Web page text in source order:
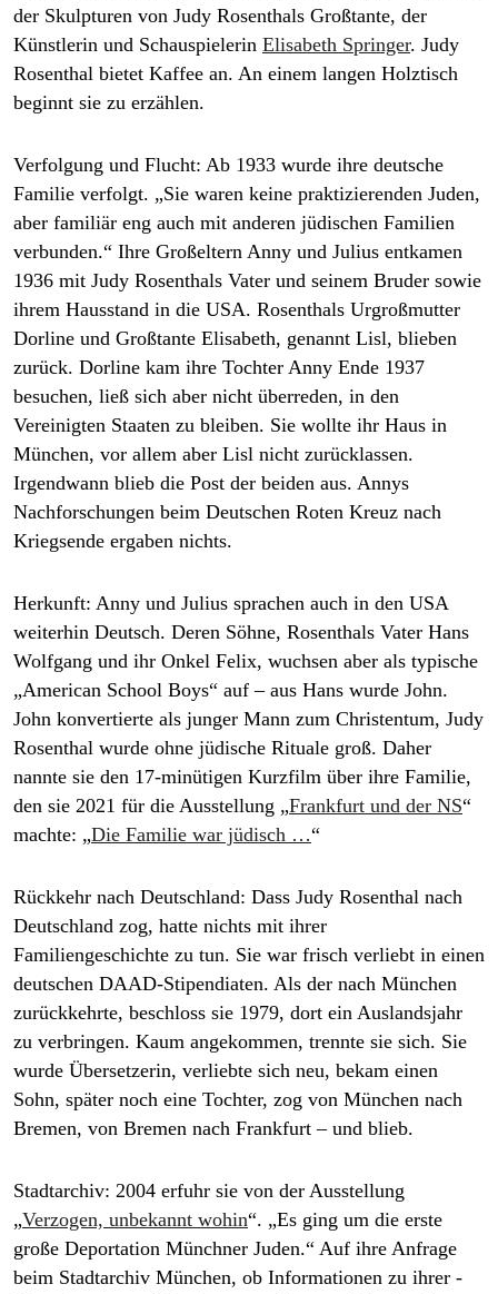
der Skulpturen von Judy Rosenthals Großtante, der
Künstlerin und Schauspielerin Elisabeth ­Springer. Judy
Rosenthal bietet Kaffee an. An einem langen Holztisch
beginnt sie zu erzählen.
Verfolgung und Flucht: Ab 1933 wurde ihre deutsche
Familie verfolgt. „Sie waren keine praktizierenden Juden,
aber familiär eng auch mit anderen jüdischen Familien
verbunden.“ Ihre Großeltern Anny und Julius entkamen
1936 mit Judy Rosen­thals Vater und seinem Bruder sowie
ihrem Hausstand in die USA. Rosenthals Urgroß­mutter
Dorline und Großtante Elisabeth, genannt Lisl, blieben
zurück. Dorline kam ihre ­Tochter Anny Ende 1937
besuchen, ließ sich aber nicht überreden, in den
Vereinigten Staaten zu bleiben. Sie wollte ihr Haus in
München, vor allem aber Lisl nicht zurücklassen.
Irgendwann blieb die Post der beiden aus. Annys
Nachforschungen beim Deutschen Roten Kreuz nach
Kriegsende ergaben nichts.
Herkunft: Anny und Julius sprachen auch in den USA
weiterhin Deutsch. Deren Söhne, Rosen­thals Vater Hans
Wolfgang und ihr Onkel Felix, wuchsen aber als typische
„American School Boys“ auf – aus Hans wurde John.
John konvertierte als junger Mann zum Christentum, Judy
Rosenthal wurde ohne jüdische Rituale groß. Daher
nannte sie den 17-minütigen Kurzfilm über ihre Familie,
den sie 2021 für die Ausstellung „Frankfurt und der NS“
machte: „Die Familie war jüdisch …“
Rückkehr nach Deutschland: Dass Judy Rosenthal nach
Deutschland zog, hatte nichts mit ihrer
Familiengeschichte zu tun. Sie war frisch verliebt in einen
deutschen DAAD-Stipendia­ten. Als der nach München
zurückkehrte, beschloss sie 1979, dort ein Auslandsjahr
zu verbringen. Kaum ­angekommen, trennte sie sich. Sie
wurde Übersetzerin, verliebte sich neu, bekam einen
Sohn, später noch eine Tochter, zog von München nach
Bremen, von Bremen nach Frankfurt – und blieb.
Stadtarchiv: 2004 erfuhr sie von der Ausstellung
„Verzogen, unbekannt wohin“. „Es ging um die erste
große Deportation Münchner Juden.“ Auf ihre Anfrage
beim Stadtarchiv ­München, ob Informationen zu ihrer ­